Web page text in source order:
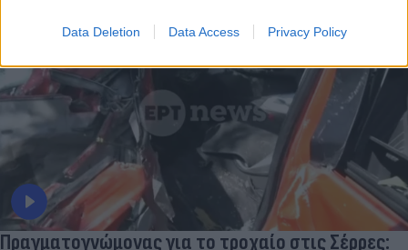
Data Deletion Data Access Privacy Policy
Πραγματογνώμονας για το τροχαίο στις Σέρρες: